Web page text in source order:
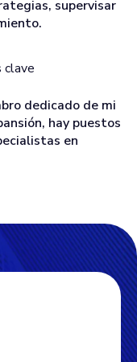
supervisar
clave
dedicado de mi
hay puestos
en